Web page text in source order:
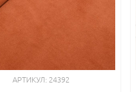
АРТИКУЛ: 24392